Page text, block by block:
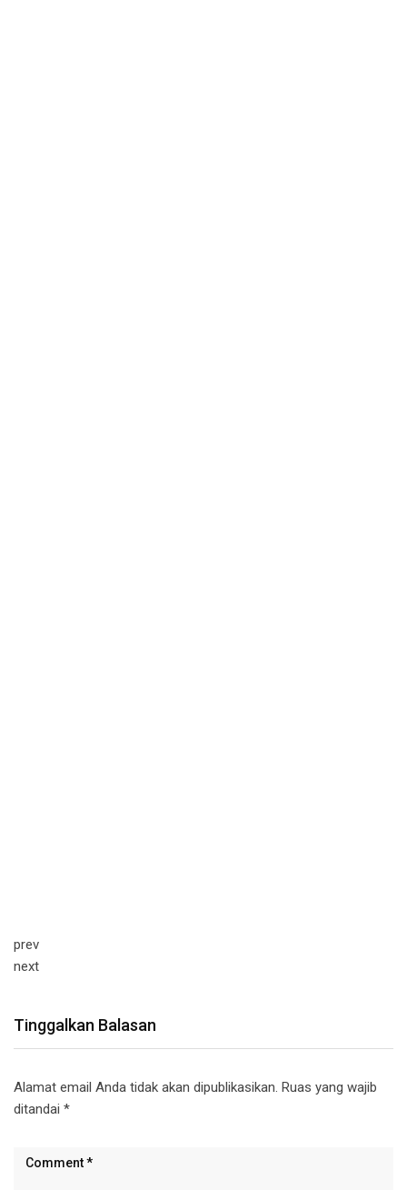
prev
next
Tinggalkan Balasan
Alamat email Anda tidak akan dipublikasikan. Ruas yang wajib
ditandai *